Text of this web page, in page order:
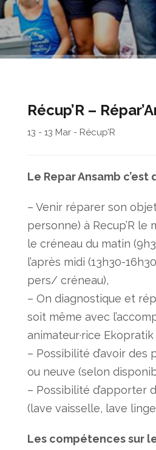
Récup’R –
13 - 13 Mar - Récup’R
Le Repar Ansamb c’est
– Venir réparer son
personne) à Recup’R le
le créneau du matin
l’après midi (13h30-
pers/ créneau),
– On diagnostique et
soit même avec
animateur·rice Ekopratik
– Possibilité d’avoir des
ou neuve (selon
– Possibilité d’apporter
(lave vaisselle, lave
Les compétences sur